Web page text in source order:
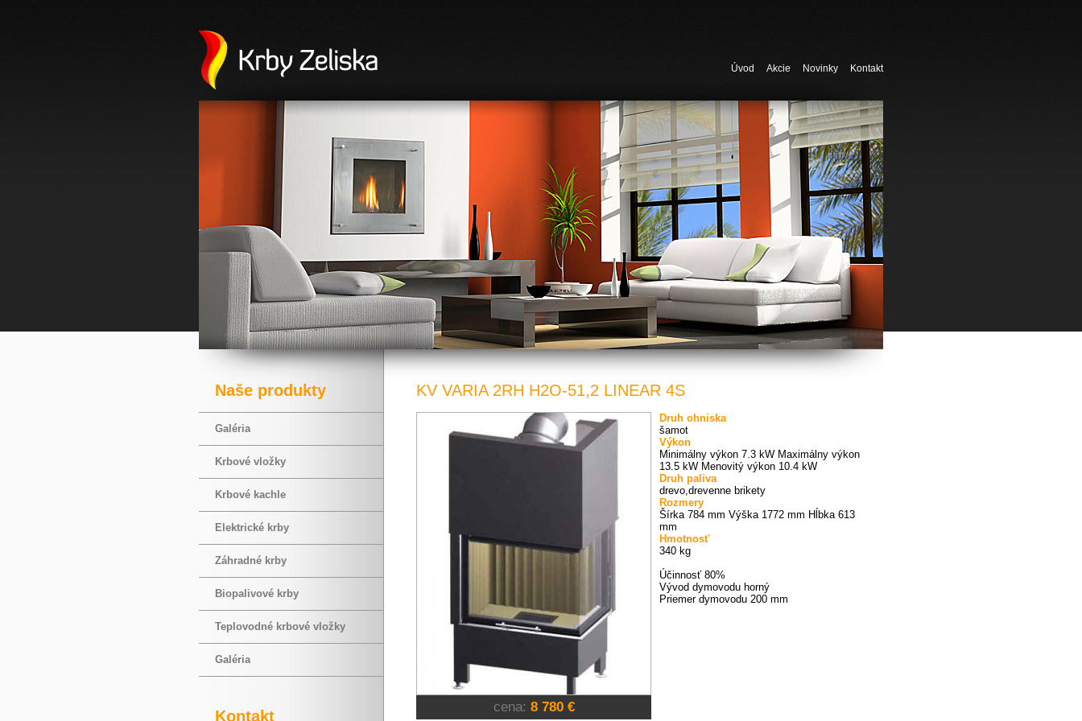
Úvod Akcie Novinky Kontakt
Naše produkty
Galéria
Krbové vložky
Krbové kachle
Elektrické krby
Záhradné krby
Biopalivové krby
Teplovodné krbové vložky
Galéria
Kontakt
KV VARIA 2RH H2O-51,2 LINEAR 4S
cena: 8 780 €
Druh ohniska
šamot
Výkon
Minimálny výkon 7.3 kW Maximálny výkon
13.5 kW Menovitý výkon 10.4 kW
Druh paliva
drevo,drevenne brikety
Rozmery
Šírka 784 mm Výška 1772 mm Hĺbka 613
mm
Hmotnosť
340 kg
Účinnosť 80%
Vývod dymovodu horný
Priemer dymovodu 200 mm